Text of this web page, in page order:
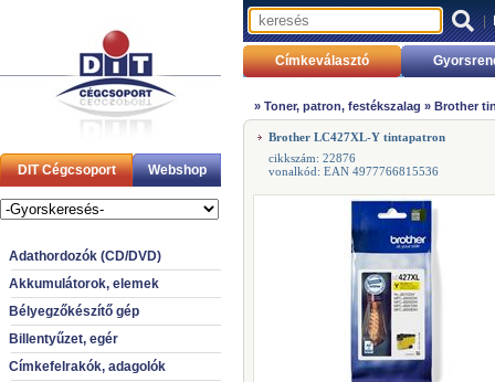
DIT Cégcsoport Webshop
Adathordozók (CD/DVD)
Akkumulátorok, elemek
Bélyegzőkészítő gép
Billentyűzet, egér
Címkefelrakók, adagolók
|
Címkeválasztó
» Toner, patron, festékszalag » Brother
Brother LC427XL-Y tintapatron
cikkszám: 22876
vonalkód: EAN 4977766815536